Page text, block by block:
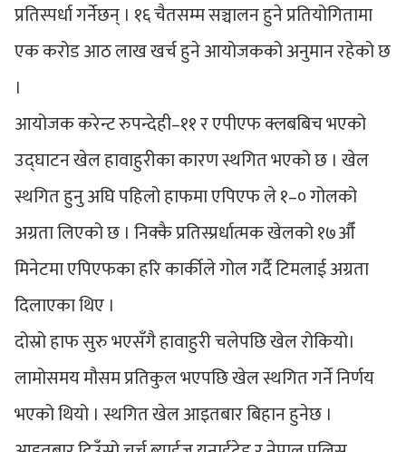
प्रतिस्पर्धा गर्नेछन् । १६ चैतसम्म सञ्चालन हुने प्रतियोगितामा
एक करोड आठ लाख खर्च हुने आयोजकको अनुमान रहेको छ
।
आयोजक करेन्ट रुपन्देही–११ र एपीएफ क्लबबिच भएको
उद्घाटन खेल हावाहुरीका कारण स्थगित भएको छ । खेल
स्थगित हुनु अघि पहिलो हाफमा एपिएफ ले १–० गोलको
अग्रता लिएको छ । निक्कै प्रतिस्प्रर्धात्मक खेलको १७औँ
मिनेटमा एपिएफका हरि कार्कीले गोल गर्दै टिमलाई अग्रता
दिलाएका थिए ।
दोस्रो हाफ सुरु भएसँगै हावाहुरी चलेपछि खेल रोकियो।
लामोसमय मौसम प्रतिकुल भएपछि खेल स्थगित गर्ने निर्णय
भएको थियो । स्थगित खेल आइतबार बिहान हुनेछ ।